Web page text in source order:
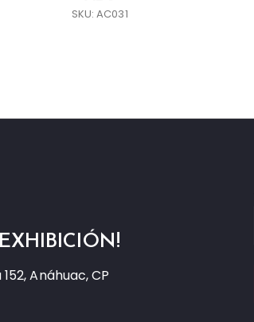
SKU: AC031
Anáhuac, CP